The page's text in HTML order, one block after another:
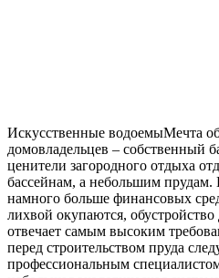
Искусственные водоемыМечта
домовладельцев – собственный
ценители загородного отдыха
бассейнам, а небольшим прудам.
намного больше финансовых
лихвой окупаются, обустройство
отвечает самым высоким
перед строительством пруда
профессиональным